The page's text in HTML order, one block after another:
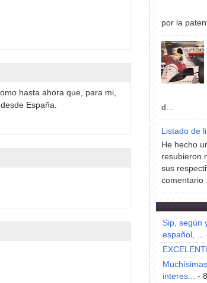
hasta ahora que, para mi,
España.
por la
d...
Listado de
He hecho
resubieron
sus
comentario
Sip, según
español, ...
interes... -